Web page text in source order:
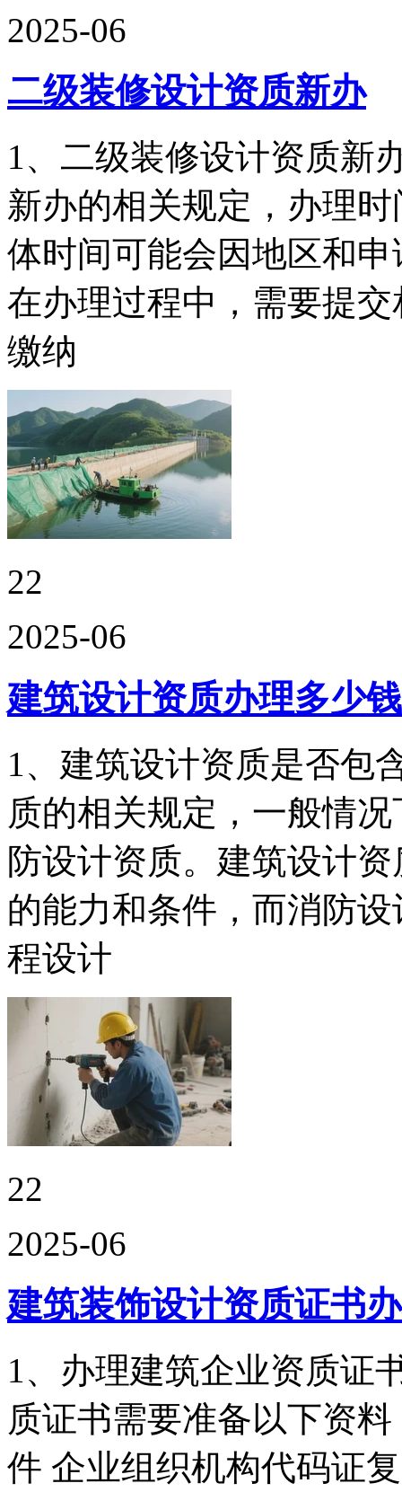
2025-06
二级装修设计资质新办
1、二级装修设计资质新
新办的相关规定，办理
体时间可能会因地区和
在办理过程中，需要提
缴纳
22
2025-06
建筑设计资质办理多少钱
1、建筑设计资质是否包
质的相关规定，一般情
防设计资质。建筑设计
的能力和条件，而消防
程设计
22
2025-06
建筑装饰设计资质证书
1、办理建筑企业资质证
质证书需要准备以下资
件 企业组织机构代码证